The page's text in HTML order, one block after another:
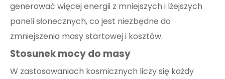
generować więcej energii z mniejszych i lżejszych
paneli słonecznych, co jest niezbędne do
zmniejszenia masy startowej i kosztów.
Stosunek mocy do masy
W zastosowaniach kosmicznych liczy się każdy